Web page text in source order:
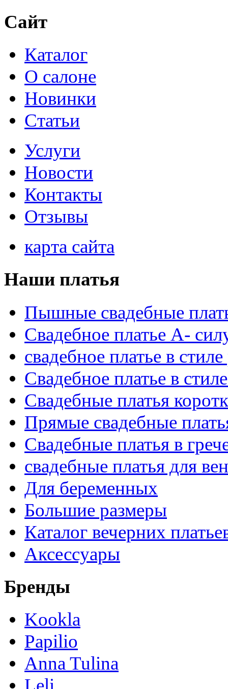
Сайт
Каталог
О салоне
Новинки
Статьи
Услуги
Новости
Контакты
Отзывы
карта сайта
Наши платья
Пышные свадебные
Свадебное платье А-
свадебное платье в
Свадебное платье в
Свадебные платья
Прямые свадебные
Свадебные платья в
свадебные платья для
Для беременных
Большие размеры
Каталог вечерних
Аксессуары
Бренды
Kookla
Papilio
Anna Tulina